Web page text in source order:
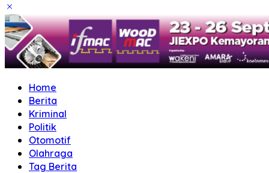
Home
Berita
Kriminal
Politik
Otomotif
Olahraga
Tag Berita